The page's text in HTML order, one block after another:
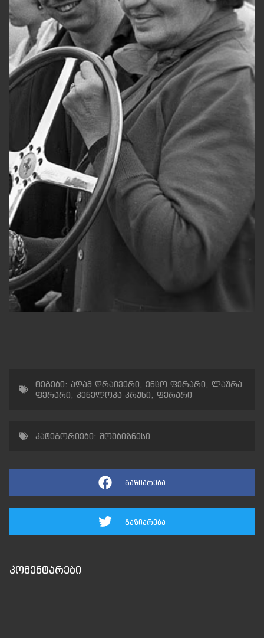
ტეგები: ადამ დრაივერი, ენცო ფერარი, ლაურა
ფერარი, პენელოპა კრუსი, ფერარი
კატეგორიები: შოუბიზნესი
გაზიარება
გაზიარება
კომენტარები